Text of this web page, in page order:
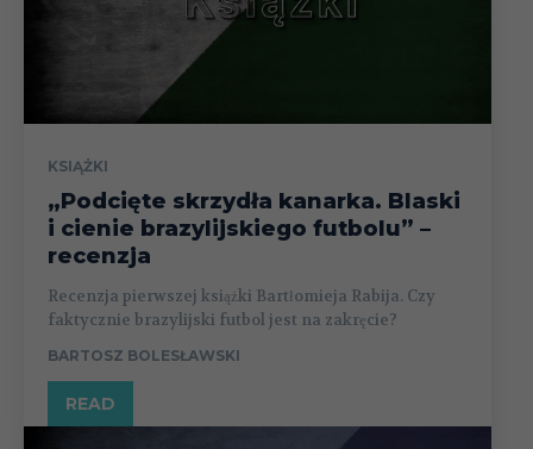
KSIĄŻKI
„Podcięte skrzydła kanarka. Blaski
i cienie brazylijskiego futbolu” –
recenzja
Recenzja pierwszej książki Bartłomieja Rabija. Czy
faktycznie brazylijski futbol jest na zakręcie?
BARTOSZ BOLESŁAWSKI
READ